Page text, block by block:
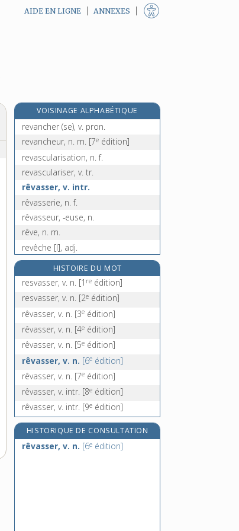
AIDE EN LIGNE ANNEXES
VOISINAGE ALPHABÉTIQUE
revanche [II], n. f.
revancher (se), v. pron.
revancheur, n. m. [7e édition]
revascularisation, n. f.
revasculariser, v. tr.
rêvasser, v. intr.
rêvasserie, n. f.
rêvasseur, -euse, n.
rêve, n. m.
revêche [I], adj.
revêche [II], n. f.[5eédition]
réveil, n. m.
réveille-matin, n. m. inv.
réveiller, v. tr.
HISTOIRE DU MOT
resvasser, v. n. [1 re édition]
resvasser, v. n. [2e édition]
rêvasser, v. n. [3e édition]
rêvasser, v. n. [4e édition]
rêvasser, v. n. [5e édition]
rêvasser, v. n. [6e édition]
rêvasser, v. n. [7e édition]
rêvasser, v. intr. [8e édition]
rêvasser, v. intr. [9e édition]
HISTORIQUE DE CONSULTATION
rêvasser, v. n. [6e édition]